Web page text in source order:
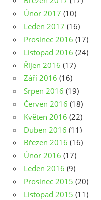
Únor 2017 (10)
Leden 2017 (16)
Prosinec 2016 (17)
Listopad 2016 (24)
Říjen 2016 (17)
Září 2016 (16)
Srpen 2016 (19)
Červen 2016 (18)
Květen 2016 (22)
Duben 2016 (11)
Březen 2016 (16)
Únor 2016 (17)
Leden 2016 (9)
Prosinec 2015 (20)
Listopad 2015 (11)